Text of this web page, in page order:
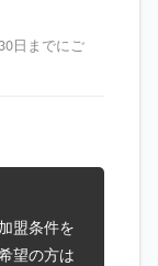
日までにご
盟条件を
望の方は